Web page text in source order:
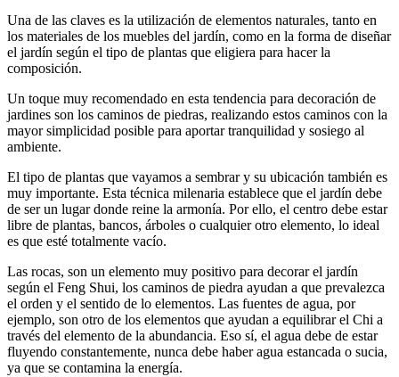
Una de las claves es la utilización de elementos naturales, tanto en
los materiales de los muebles del jardín, como en la forma de diseñar
el jardín según el tipo de plantas que eligiera para hacer la
composición.
Un toque muy recomendado en esta tendencia para decoración de
jardines son los caminos de piedras, realizando estos caminos con la
mayor simplicidad posible para aportar tranquilidad y sosiego al
ambiente.
El tipo de plantas que vayamos a sembrar y su ubicación también es
muy importante. Esta técnica milenaria establece que el jardín debe
de ser un lugar donde reine la armonía. Por ello, el centro debe estar
libre de plantas, bancos, árboles o cualquier otro elemento, lo ideal
es que esté totalmente vacío.
Las rocas, son un elemento muy positivo para decorar el jardín
según el Feng Shui, los caminos de piedra ayudan a que prevalezca
el orden y el sentido de lo elementos. Las fuentes de agua, por
ejemplo, son otro de los elementos que ayudan a equilibrar el Chi a
través del elemento de la abundancia. Eso sí, el agua debe de estar
fluyendo constantemente, nunca debe haber agua estancada o sucia,
ya que se contamina la energía.